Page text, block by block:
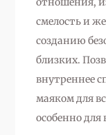
смелость и
созданию
близких.
внутреннее
маяком для
особенно для